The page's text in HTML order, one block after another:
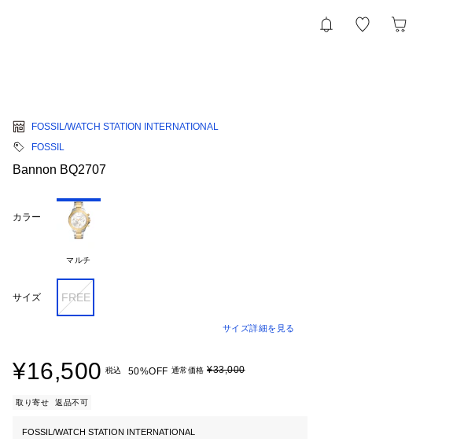
FOSSIL/WATCH STATION INTERNATIONAL
FOSSIL
Bannon BQ2707
カラー
マルチ
サイズ FREE
サイズ詳細を見る
¥16,500 税込 50%OFF 通常価格 ¥33,000
取り寄せ 返品不可
FOSSIL/WATCH STATION INTERNATIONAL